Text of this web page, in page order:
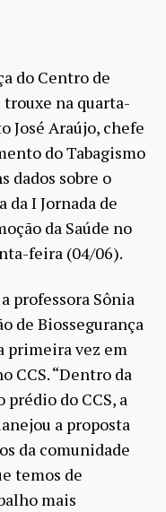
do Centro de
trouxe na quarta-
José Araújo, chefe
do Tabagismo
dados sobre o
da I Jornada de
da Saúde no
feira (04/06).
professora Sônia
de Biossegurança
primeira vez em
CCS. “Dentro da
do CCS, a
a proposta
da comunidade
temos de
mais